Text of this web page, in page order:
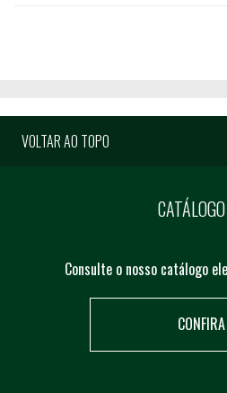
VOLTAR AO TOPO
Consulte o nosso catálogo
CONFIRA